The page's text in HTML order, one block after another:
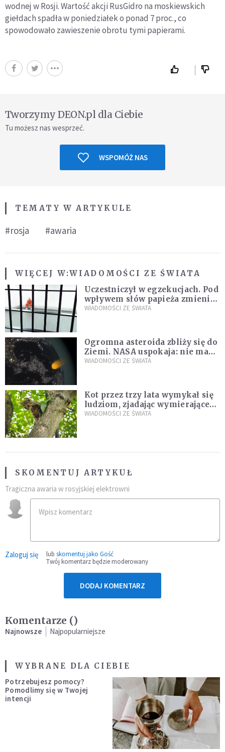
wodnej w Rosji. Wartość akcji RusGidro na moskiewskich
giełdach spadła w poniedziałek o ponad 7 proc., co
spowodowało zawieszenie obrotu tymi papierami.
Tworzymy DEON.pl dla Ciebie
Tu możesz nas wesprzeć.
WSPOMÓŻ NAS
TEMATY W ARTYKULE
#rosja #awaria
WIĘCEJ W:WIADOMOŚCI ZE ŚWIATA
Uczestniczył w egzekucjach. Pod
wpływem słów papieża zmienił
zdanie
WIADOMOŚCI ZE ŚWIATA
Ogromna asteroida zbliży się do
Ziemi. NASA uspokaja: nie ma
zagrożenia
WIADOMOŚCI ZE ŚWIATA
Kot przez trzy lata wymykał się
ludziom, zjadając wymierające
kaczki. W końcu popełnił
WIADOMOŚCI ZE ŚWIATA
SKOMENTUJ ARTYKUŁ
Tragiczna awaria w rosyjskiej elektrowni
Zaloguj się lub skomentuj jako Gość
Twój komentarz będzie moderowany
DODAJ KOMENTARZ
Komentarze ()
Najnowsze Najpopularniejsze
WYBRANE DLA CIEBIE
Potrzebujesz pomocy?
Pomodlimy się w Twojej
intencji